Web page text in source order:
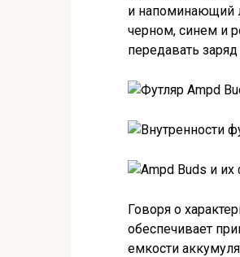
и напоминающий
черном, синем и
передавать
Говоря о
обеспечивает
емкости